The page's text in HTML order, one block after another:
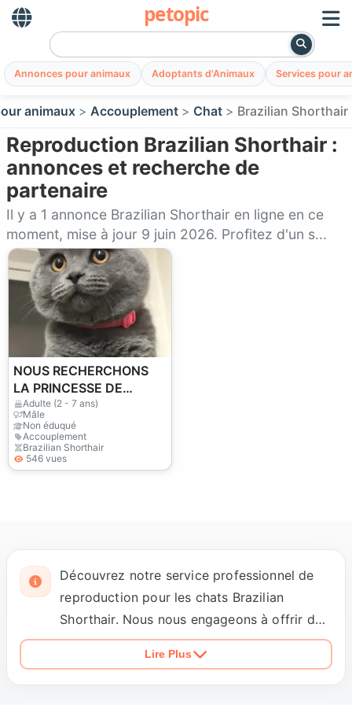
petopic
Annonces pour animaux Adoptants d'Animaux Services pour
animaux Accouplement Chat Brazilian Shorthair
Reproduction Brazilian Shorthair :
annonces et recherche de
partenaire
Il y a 1 annonce Brazilian Shorthair en ligne en ce
moment, mise à jour 9 juin 2026. Profitez d'un s...
NOUS RECHERCHONS
LA PRINCESSE DE
TOSUN PACHA.
Adulte (2 - 7 ans)
Mâle
Non éduqué
Accouplement
Brazilian Shorthair
546 vues
Découvrez notre service professionnel de
reproduction pour les chats Brazilian
Shorthair. Nous nous engageons à offrir des
accouplements sains et pur-sang,
garantissant la qualité génétique de chaque
Lire Plus